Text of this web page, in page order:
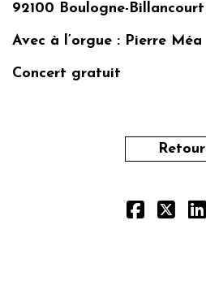
92100 Boulogne-Billancourt
Avec à l’orgue : Pierre Méa
Concert gratuit
Retour